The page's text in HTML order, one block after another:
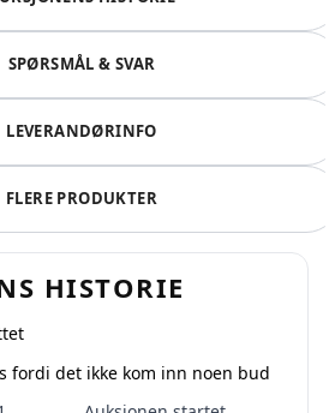
SPØRSMÅL & SVAR
LEVERANDØRINFO
FLERE PRODUKTER
HISTORIE
fordi det ikke kom inn noen bud